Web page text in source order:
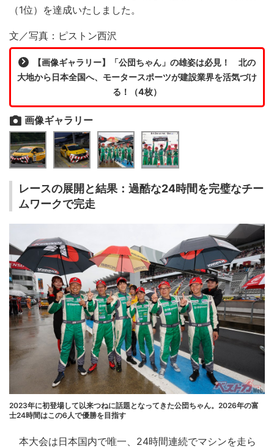
（1位）を達成いたしました。
文／写真：ピストン西沢
【画像ギャラリー】「公団ちゃん」の雄姿は必見！ 北の
大地から日本全国へ、モータースポーツが建設業界を活気づけ
る！（4枚）
画像ギャラリー
レースの展開と結果：過酷な24時間を完璧なチー
ムワークで完走
2023年に初登場して以来つねに話題となってきた公団ちゃん。2026年の富
士24時間はこの6人で優勝を目指す
本大会は日本国内で唯一、24時間連続でマシンを走ら